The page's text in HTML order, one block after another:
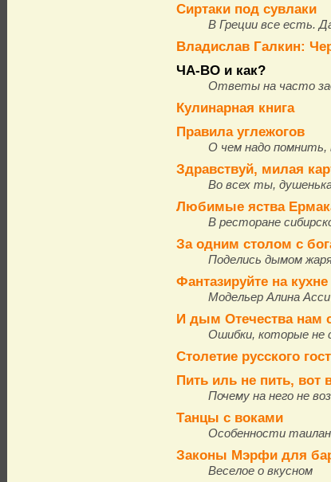
Сиртаки под сувлаки
В Греции все есть.
Владислав Галкин:
ЧА-ВО и как?
Ответы на часто
Кулинарная книга
Правила углежогов
О чем надо помнить,
Здравствуй, милая
Во всех ты,
Любимые яства
В ресторане
За одним столом с
Поделись дымом
Фантазируйте на
Модельер Алина
И дым Отечества нам
Ошибки, которые не
Столетие русского
Пить иль не пить, вот
Почему на него не
Танцы с воками
Особенности
Законы Мэрфи для
Веселое о вкусном